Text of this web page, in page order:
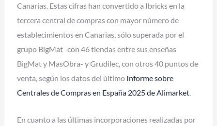
Canarias. Estas cifras han convertido a Ibricks en la
tercera central de compras con mayor número de
establecimientos en Canarias, sólo superada por el
grupo BigMat -con 46 tiendas entre sus enseñas
BigMat y MasObra- y Grudilec, con otros 40 puntos de
venta, según los datos del último Informe sobre
Centrales de Compras en España 2025 de Alimarket
En cuanto a las últimas incorporaciones realizadas por